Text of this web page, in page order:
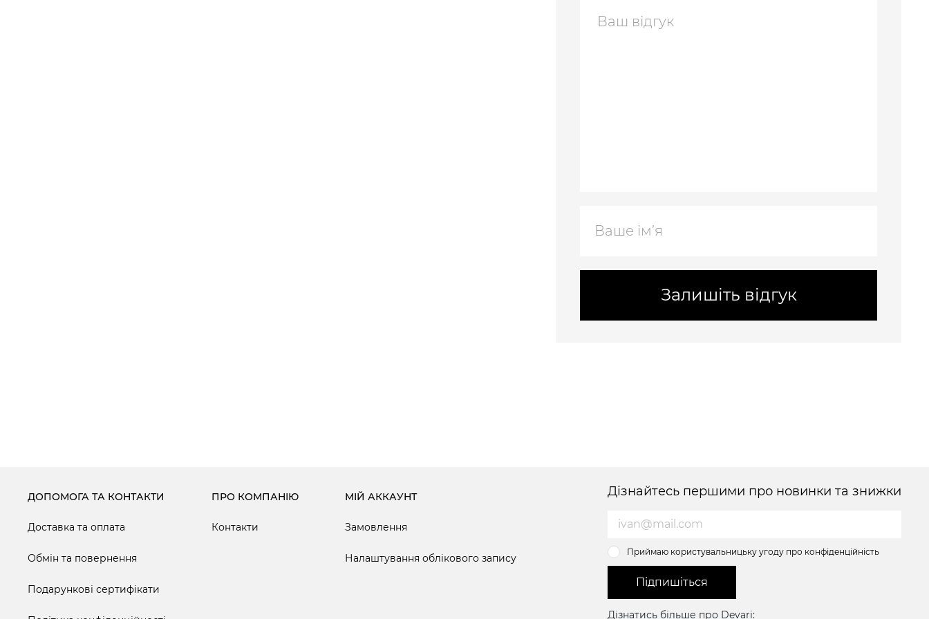
Залишіть відгук
ДОПОМОГА ТА КОНТАКТИ
Доставка та оплата
Обмін та повернення
Подарункові сертифікати
ПРО КОМПАНІЮ
Контакти
МІЙ АККАУНТ
Замовлення
Налаштування облікового запису
Дізнайтесь першими про новинки та знижки
Приймаю користувальницьку угоду про конфіденційність
Підпишіться
Дізнатись більше про Devari: